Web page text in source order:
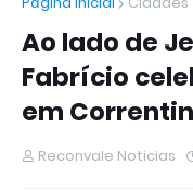
Ao lado de
Fabrício
em
Reconvale Noticias